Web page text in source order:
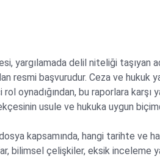
yargılamada delil niteliği taşıyan
resmi başvurudur. Ceza ve hukuk
oynadığından, bu raporlara karşı
usule ve hukuka uygun
kapsamında, hangi tarihte ve
bilimsel çelişkiler, eksik inceleme